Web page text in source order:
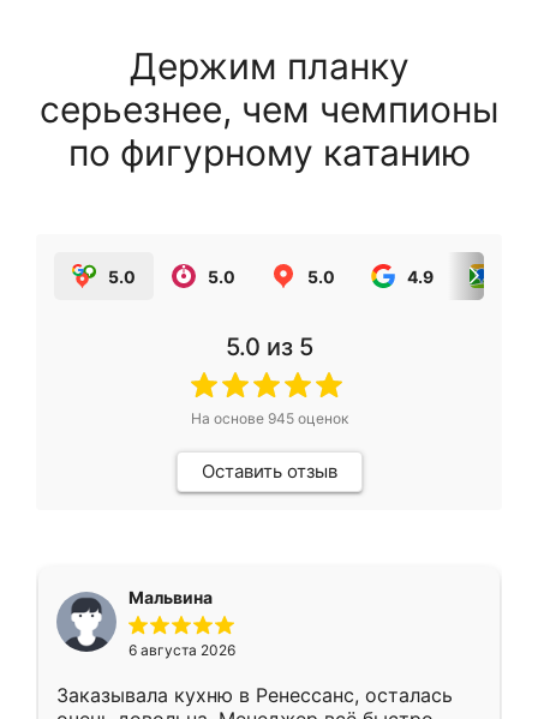
Держим планку
серьезнее, чем чемпионы
по фигурному катанию
5.0 5.0 5.0 4.9
5.0 из 5
На основе 945оценок
Оставить отзыв
Мальвина
6 августа 2026
Заказывала кухню в Ренессанс, осталась